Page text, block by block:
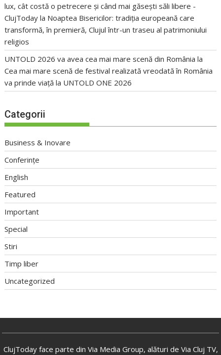
lux, cât costă o petrecere și când mai găsești săli libere -
ClujToday la Noaptea Bisericilor: tradiția europeană care
transformă, în premieră, Clujul într-un traseu al patrimoniului
religios
UNTOLD 2026 va avea cea mai mare scenă din România la
Cea mai mare scenă de festival realizată vreodată în România
va prinde viață la UNTOLD ONE 2026
Categorii
Business & Inovare
Conferințe
English
Featured
Important
Special
Stiri
Timp liber
Uncategorized
ClujToday face parte din Via Media Group, alături de Via Cluj TV,